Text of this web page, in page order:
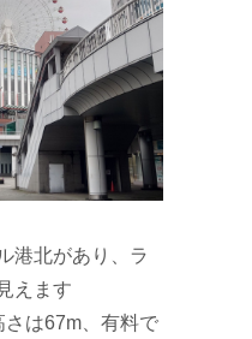
港北があり、ラ
えます
は67m、有料で